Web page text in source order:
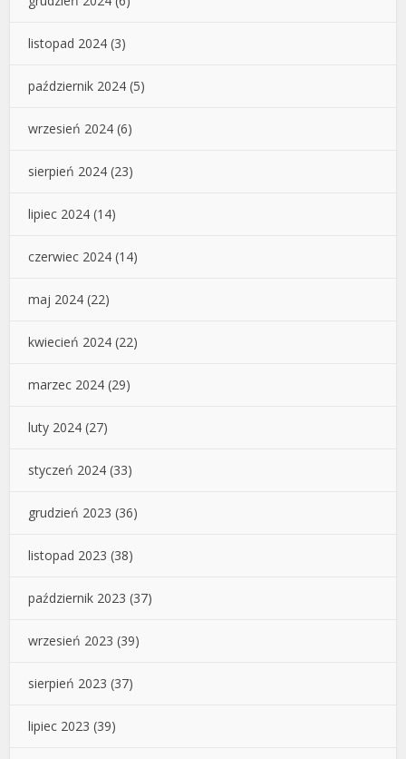
listopad 2024 (3)
październik 2024 (5)
wrzesień 2024 (6)
sierpień 2024 (23)
lipiec 2024 (14)
czerwiec 2024 (14)
maj 2024 (22)
kwiecień 2024 (22)
marzec 2024 (29)
luty 2024 (27)
styczeń 2024 (33)
grudzień 2023 (36)
listopad 2023 (38)
październik 2023 (37)
wrzesień 2023 (39)
sierpień 2023 (37)
lipiec 2023 (39)